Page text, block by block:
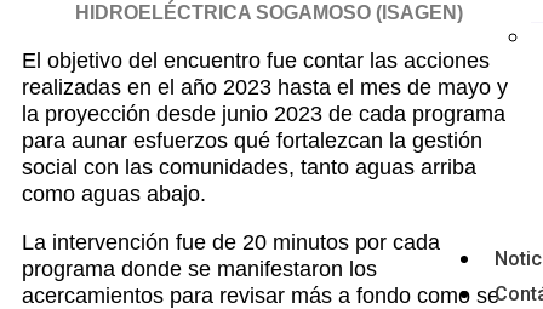
HIDROELÉCTRICA SOGAMOSO (ISAGEN)
El objetivo del encuentro fue contar las acciones
realizadas en el año 2023 hasta el mes de mayo y
la proyección desde junio 2023 de cada programa
para aunar esfuerzos qué fortalezcan la gestión
social con las comunidades, tanto aguas arriba
como aguas abajo.
La intervención fue de 20 minutos por cada
programa donde se manifestaron los
acercamientos para revisar más a fondo como se